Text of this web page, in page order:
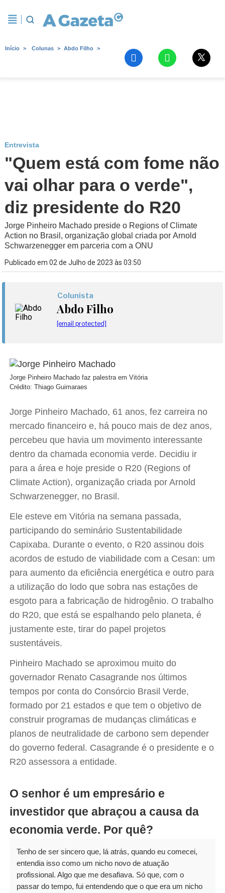
Início Colunas Abdo Filho
Entrevista
"Quem está com fome não
vai olhar para o verde",
diz presidente do R20
Jorge Pinheiro Machado preside o Regions of Climate
Action no Brasil, organização global criada por Arnold
Schwarzenegger em parceria com a ONU
Publicado em 02 de Julho de 2023 às 03:50
Colunista
Abdo Filho
[email protected]
Jorge Pinheiro Machado faz palestra em Vitória
Crédito: Thiago Guimaraes
Jorge Pinheiro Machado, 61 anos, fez carreira no
mercado financeiro e, há pouco mais de dez anos,
percebeu que havia um movimento interessante
dentro da chamada economia verde. Decidiu ir
para a área e hoje preside o R20 (Regions of
Climate Action), organização criada por Arnold
Schwarzenegger, no Brasil.
Ele esteve em Vitória na semana passada,
participando do seminário Sustentabilidade
Capixaba. Durante o evento, o R20 assinou dois
acordos de estudo de viabilidade com a Cesan: um
para aumento da eficiência energética e outro para
a utilização do lodo que sobra nas estações de
esgoto para a fabricação de hidrogênio. O trabalho
do R20, que está se espalhando pelo planeta, é
justamente este, tirar do papel projetos
sustentáveis.
Pinheiro Machado se aproximou muito do
governador Renato Casagrande nos últimos
tempos por conta do Consórcio Brasil Verde,
formado por 21 estados e que tem o objetivo de
construir programas de mudanças climáticas e
planos de neutralidade de carbono sem depender
do governo federal. Casagrande é o presidente e o
R20 assessora a entidade.
O senhor é um empresário e
investidor que abraçou a causa da
economia verde. Por quê?
Tenho de ser sincero que, lá atrás, quando eu comecei,
entendia isso como um nicho novo de atuação
profissional. Algo que me desafiava. Só que, com o
passar do tempo, fui entendendo que o que era um nicho